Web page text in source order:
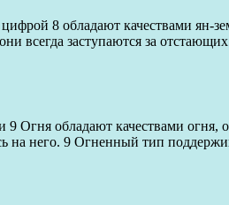
8 обладают качествами ян-
всегда заступаются за
Огня обладают качествами огня,
на него. 9 Огненный тип